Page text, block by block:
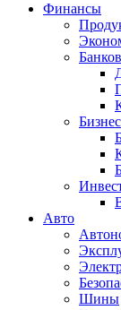
Финансы
Бизнес
Авто
Шины